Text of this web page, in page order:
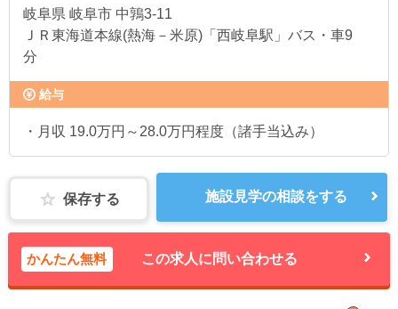
岐阜県 岐阜市 中鶉3-11
ＪＲ東海道本線(熱海－米原)「西岐阜駅」バス・車9
分
給与
・月収 19.0万円～28.0万円程度（諸手当込み）
保存する 施設見学の相談をする
かんたん無料 この求人に問い合わせる